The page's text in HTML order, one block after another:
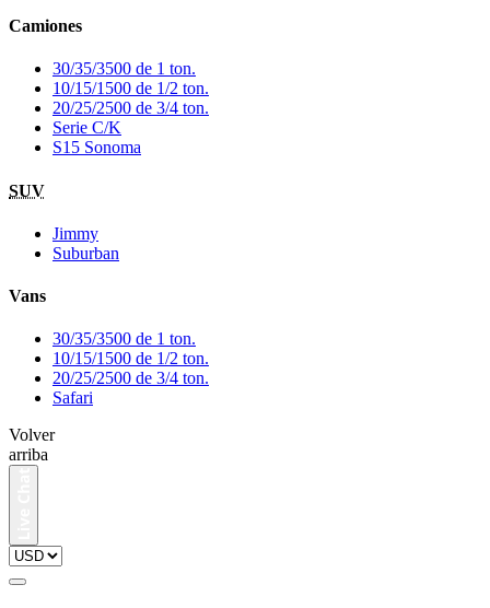
Camiones
30/35/3500 de 1 ton.
10/15/1500 de 1/2 ton.
20/25/2500 de 3/4 ton.
Serie C/K
S15 Sonoma
SUV
Jimmy
Suburban
Vans
30/35/3500 de 1 ton.
10/15/1500 de 1/2 ton.
20/25/2500 de 3/4 ton.
Safari
Volver
arriba